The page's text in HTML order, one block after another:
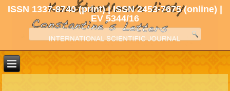
ISSN 1337-8740 (print) | ISSN 2453-7675 (online) |
EV 5344/16